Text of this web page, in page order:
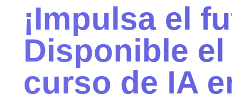
¡Impulsa el
Disponible
curso de IA